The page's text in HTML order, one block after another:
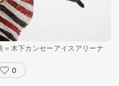
木下カンセーアイスアリーナ
0